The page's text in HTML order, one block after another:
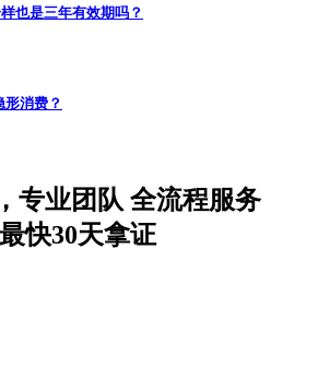
也是三年有效期吗？
消费？
专业团队 全流程服务
最快30天拿证